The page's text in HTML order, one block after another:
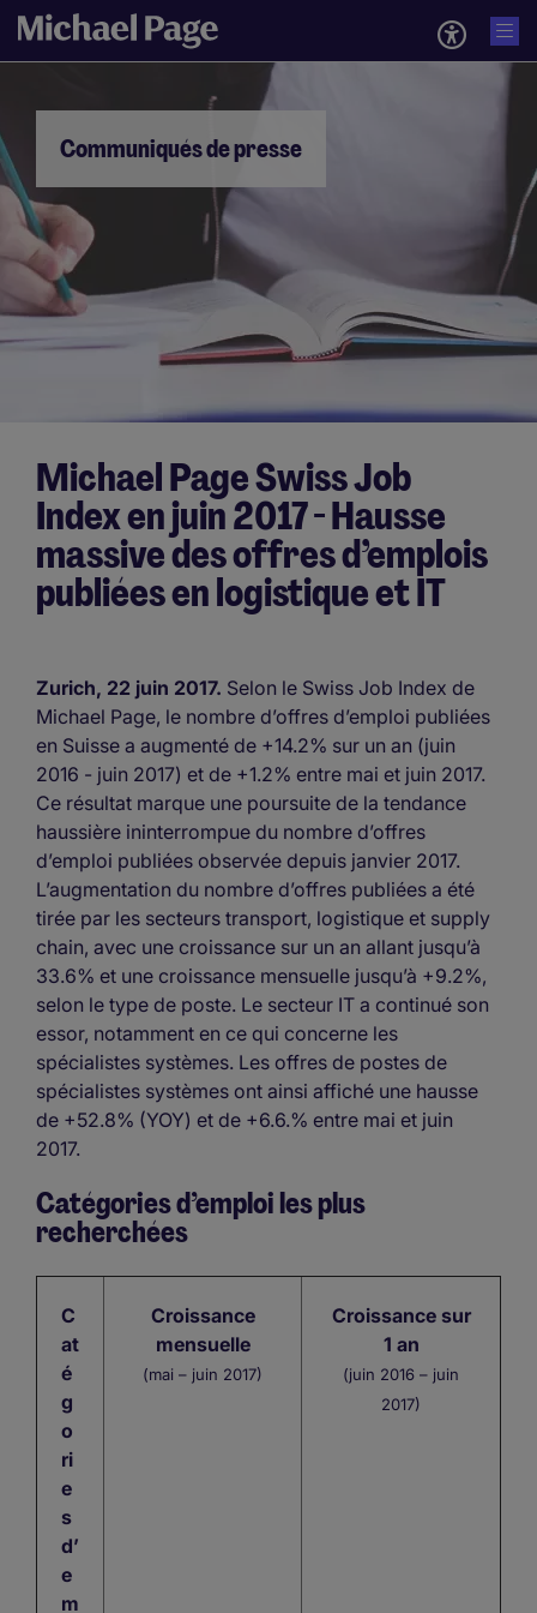
Communiqués de presse
Michael Page Swiss Job
Index en juin 2017 - Hausse
massive des offres d’emplois
publiées en logistique et IT
Zurich, 22 juin 2017. Selon le Swiss Job Index de
Michael Page, le nombre d’offres d’emploi publiées
en Suisse a augmenté de +14.2% sur un an (juin
2016 - juin 2017) et de +1.2% entre mai et juin 2017.
Ce résultat marque une poursuite de la tendance
haussière ininterrompue du nombre d’offres
d’emploi publiées observée depuis janvier 2017.
L’augmentation du nombre d’offres publiées a été
tirée par les secteurs transport, logistique et supply
chain, avec une croissance sur un an allant jusqu’à
33.6% et une croissance mensuelle jusqu’à +9.2%,
selon le type de poste. Le secteur IT a continué son
essor, notamment en ce qui concerne les
spécialistes systèmes. Les offres de postes de
spécialistes systèmes ont ainsi affiché une hausse
de +52.8% (YOY) et de +6.6.% entre mai et juin
2017.
Catégories d’emploi les plus
recherchées
C
at
é
g
o
ri
e
s
d’
e
m
Croissance
mensuelle
(mai – juin 2017)
Croissance sur
1 an
(juin 2016 – juin
2017)